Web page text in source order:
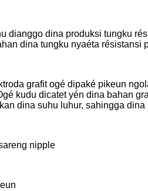
dianggo dina produksi tungku
dina tungku nyaéta
grafit ogé dipaké pikeun
kudu dicatet yén dina bahan
dina suhu luhur, sahingga
nipple